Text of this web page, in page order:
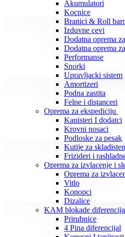
Akumulatori
Kocnice
Branici & Roll
Izduvne cevi
Dodatna oprema
Dodatna oprema
Performanse
Snorki
Upravljacki sistem
Amortizeri
Podna zastita
Felne i distanceri
Oprema za ekspediciju
Kanisteri I dodatci
Krovni nosaci
Podloske za pesak
Kutije za
Frizideri i
Oprema za izvlacenje i
Oprema za
Vitlo
Konopci
Dizalice
KAM blokade
Prirubnice
4 Pina diferencijal